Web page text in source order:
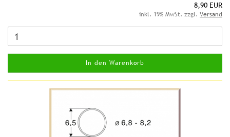
8,90 EUR
inkl. 19% MwSt. zzgl. Versand
In den Warenkorb